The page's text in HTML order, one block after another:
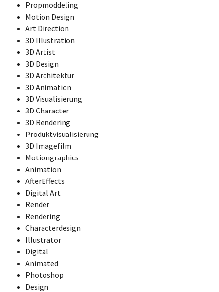
Propmoddeling
Motion Design
Art Direction
3D Illustration
3D Artist
3D Design
3D Architektur
3D Animation
3D Visualisierung
3D Character
3D Rendering
Produktvisualisierung
3D Imagefilm
Motiongraphics
Animation
AfterEffects
Digital Art
Render
Rendering
Characterdesign
Illustrator
Digital
Animated
Photoshop
Design